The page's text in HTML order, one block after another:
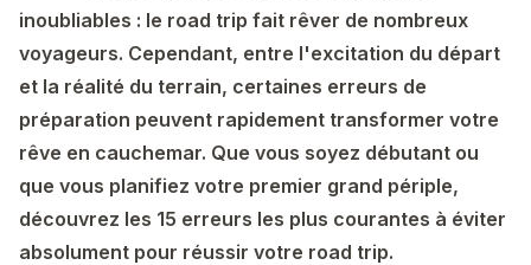
inoubliables : le road trip fait rêver de nombreux
voyageurs. Cependant, entre l'excitation du départ
et la réalité du terrain, certaines erreurs de
préparation peuvent rapidement transformer votre
rêve en cauchemar. Que vous soyez débutant ou
que vous planifiez votre premier grand périple,
découvrez les 15 erreurs les plus courantes à éviter
absolument pour réussir votre road trip.